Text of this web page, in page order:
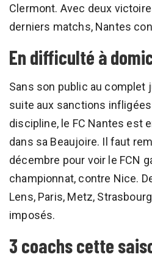
Clermont. Avec deux
derniers matchs, Nantes
En difficulté à
Sans son public au complet
suite aux sanctions
discipline, le FC Nantes est
dans sa Beaujoire. Il faut
décembre pour voir le FCN
championnat, contre Nice.
Lens, Paris, Metz,
imposés.
3 coachs cette